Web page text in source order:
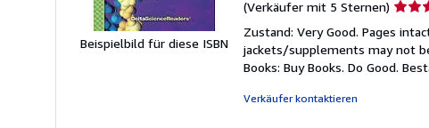
Beispielbild für diese ISBN
(Verkäufer mit 5 Sternen)
von
5
Zustand: Very Good. Pages
jackets/supplements may not
Books: Buy Books. Do Good.
Verkäufer kontaktieren